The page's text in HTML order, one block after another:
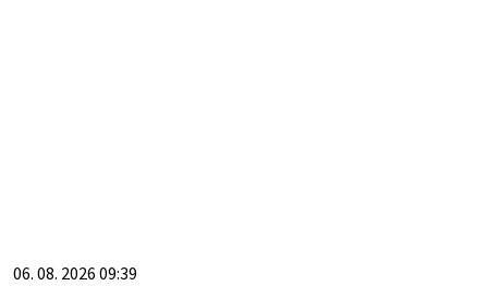
06. 08. 2026 09:39